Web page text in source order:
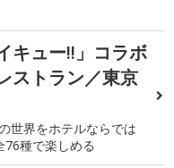
キュー!!」コラボ
ストラン／東京
世界をホテルならでは
76種で楽しめる